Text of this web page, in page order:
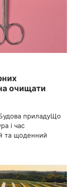
очищати
приладуЩо
і час
та щоденний